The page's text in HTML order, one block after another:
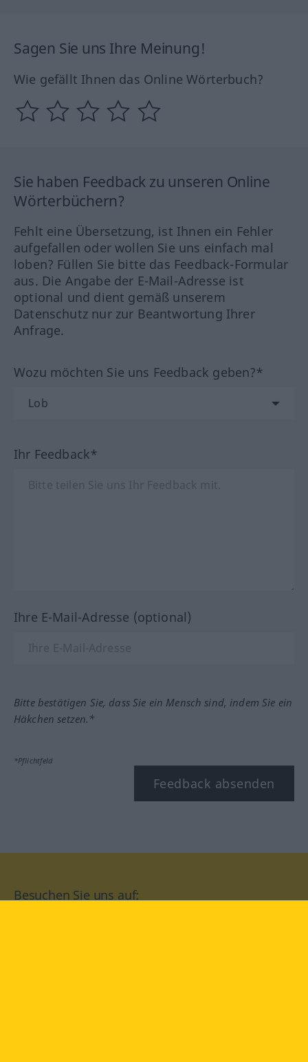
Sagen Sie uns Ihre Meinung!
Wie gefällt Ihnen das Online Wörterbuch?
Sie haben Feedback zu unseren Online
Wörterbüchern?
Fehlt eine Übersetzung, ist Ihnen ein Fehler
aufgefallen oder wollen Sie uns einfach mal
loben? Füllen Sie bitte das Feedback-Formular
aus. Die Angabe der E-Mail-Adresse ist
optional und dient gemäß unserem
Datenschutz nur zur Beantwortung Ihrer
Anfrage.
Wozu möchten Sie uns Feedback geben?*
Ihr Feedback*
Ihre E-Mail-Adresse (optional)
Bitte bestätigen Sie, dass Sie ein Mensch sind, indem Sie ein
Häkchen setzen.*
*Pflichtfeld
Feedback absenden
Besuchen Sie uns auf: